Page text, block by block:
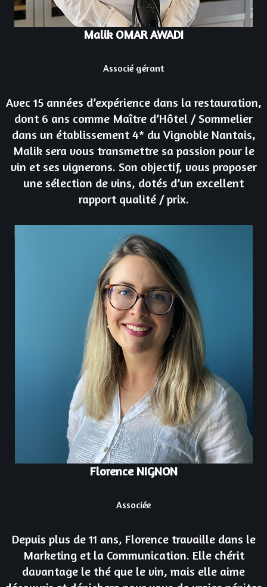
Malik OMAR AWADI
Associé gérant
Avec 15 années d’expérience dans la restauration,
dont 6 ans comme Maître d’Hôtel / Sommelier
dans un établissement 4* du Vignoble Nantais,
Malik sera vous transmettre sa passion pour le
vin et ses vignerons. Son objectif, vous proposer
une sélection de vins, dotés d’un excellent
rapport qualité / prix.
Florence NIGNON
Associée
Depuis plus de 11 ans, Florence travaille dans le
Marketing et la Communication. Elle chérit
davantage le thé que le vin, mais elle aime